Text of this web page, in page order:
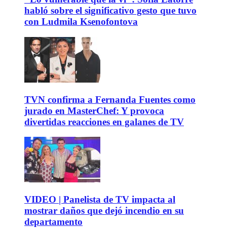
habló sobre el significativo gesto que tuvo
con Ludmila Ksenofontova
TVN confirma a Fernanda Fuentes como
jurado en MasterChef: Y provoca
divertidas reacciones en galanes de TV
VIDEO | Panelista de TV impacta al
mostrar daños que dejó incendio en su
departamento